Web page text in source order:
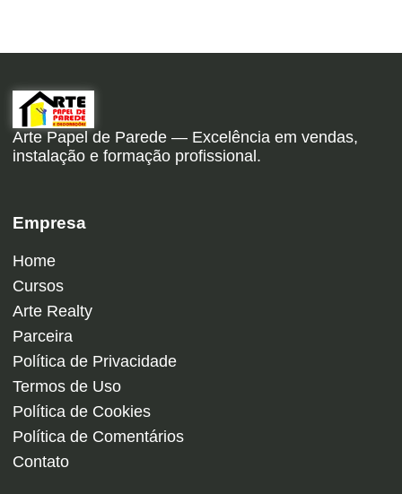
Arte Papel de Parede — Excelência em vendas,
instalação e formação profissional.
Empresa
Home
Cursos
Arte Realty
Parceira
Política de Privacidade
Termos de Uso
Política de Cookies
Política de Comentários
Contato